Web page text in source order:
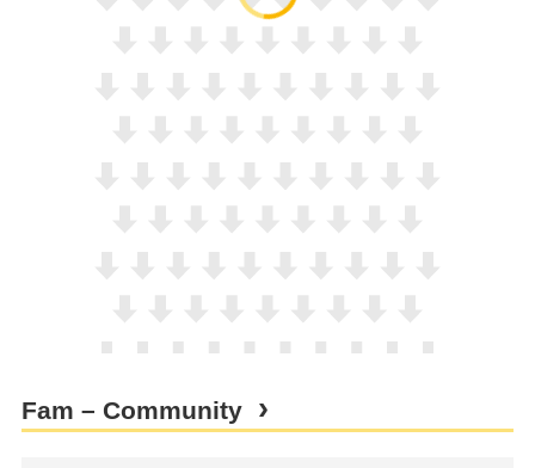
Fam – Community